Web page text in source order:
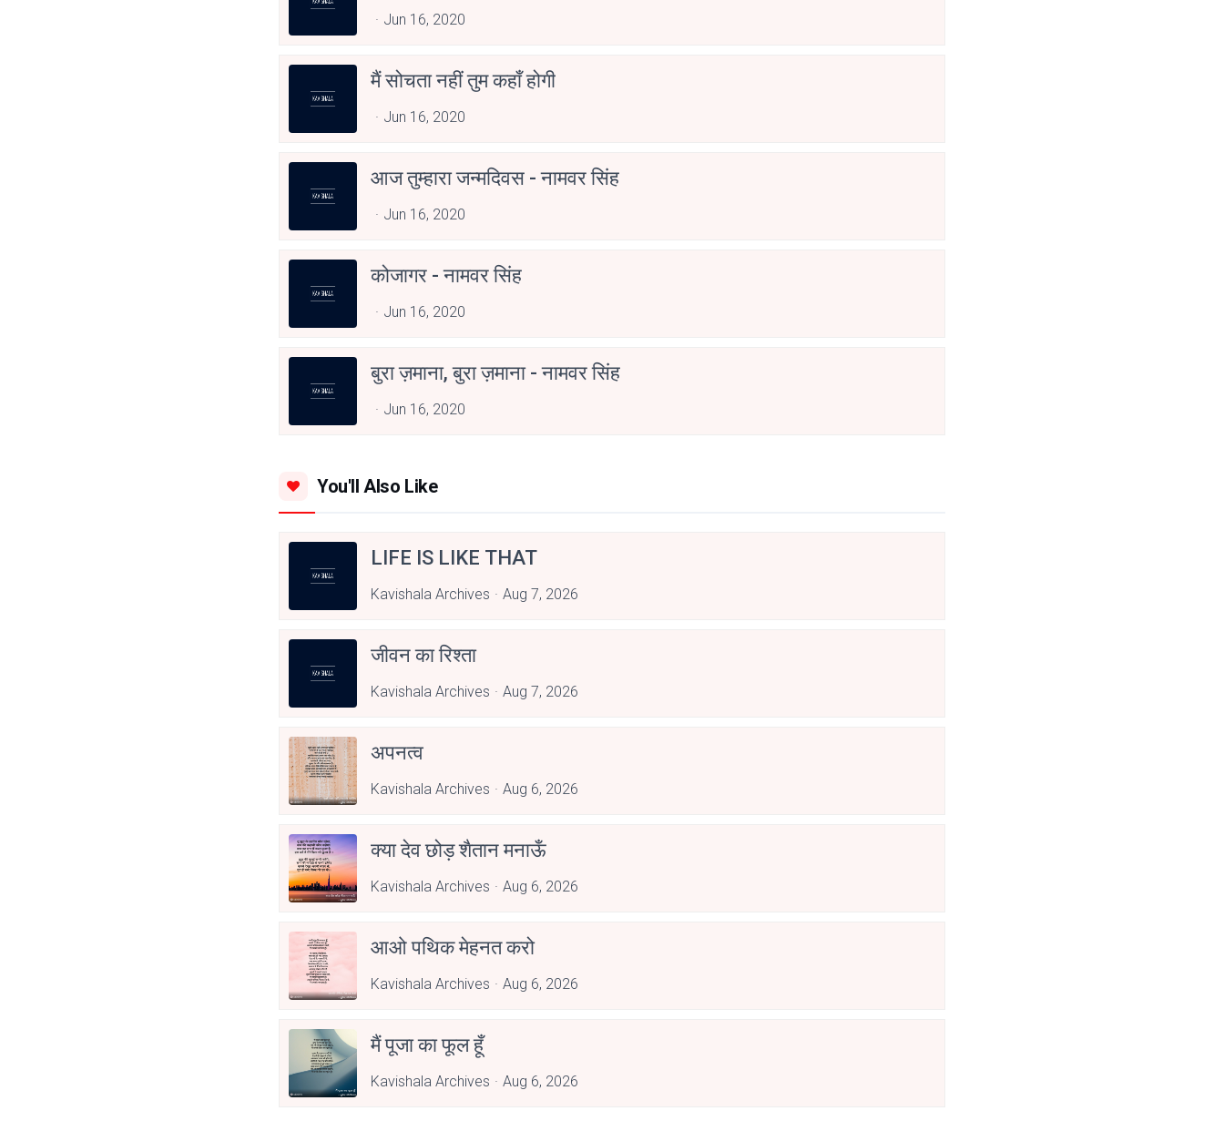
Jun 16, 2020
मैं सोचता नहीं तुम कहाँ होगी
Jun 16, 2020
आज तुम्हारा जन्मदिवस - नामवर सिंह
Jun 16, 2020
कोजागर - नामवर सिंह
Jun 16, 2020
बुरा ज़माना, बुरा ज़माना - नामवर सिंह
Jun 16, 2020
You'll Also Like
LIFE IS LIKE THAT
Kavishala Archives Aug 7, 2026
जीवन का रिश्ता
Kavishala Archives Aug 7, 2026
अपनत्व
Kavishala Archives Aug 6, 2026
क्या देव छोड़ शैतान मनाऊँ
Kavishala Archives Aug 6, 2026
आओ पथिक मेहनत करो
Kavishala Archives Aug 6, 2026
मैं पूजा का फूल हूँ
Kavishala Archives Aug 6, 2026